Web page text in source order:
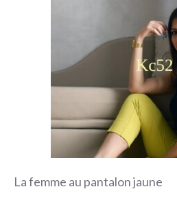
La femme au pantalon jaune